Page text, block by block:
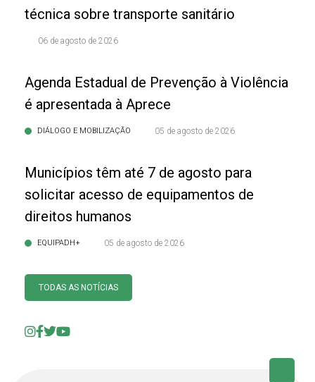
técnica sobre transporte sanitário
06 de agosto de 2026
Agenda Estadual de Prevenção à Violência
é apresentada à Aprece
DIÁLOGO E MOBILIZAÇÃO 05 de agosto de 2026
Municípios têm até 7 de agosto para
solicitar acesso de equipamentos de
direitos humanos
EQUIPADH+ 05 de agosto de 2026
TODAS AS NOTÍCIAS